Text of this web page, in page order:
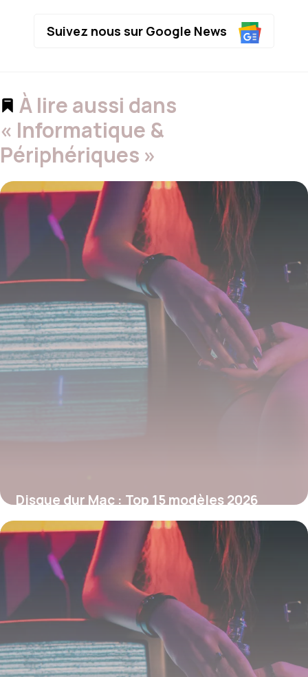
Suivez nous sur Google News
À lire aussi dans
« Informatique &
Périphériques »
Disque dur Mac : Top 15 modèles 2026
29 mai 2026